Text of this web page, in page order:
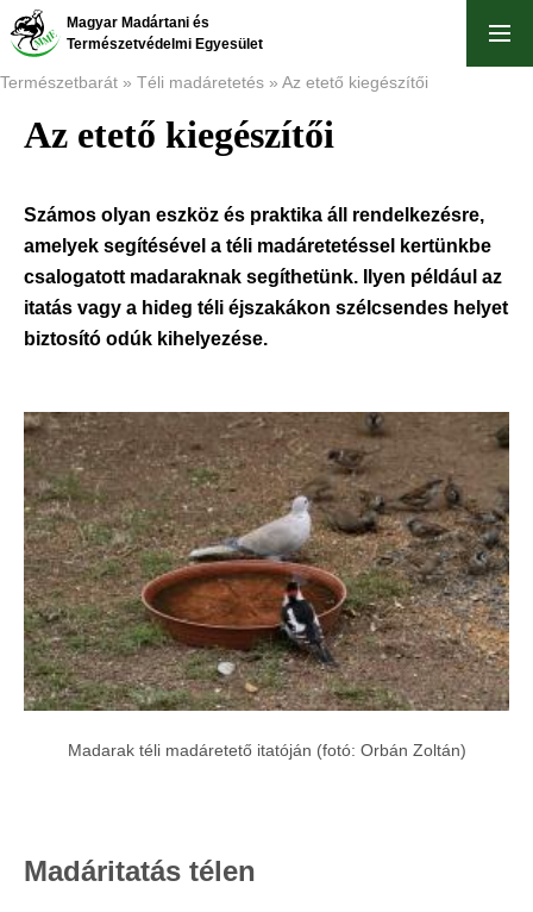
Ugrás
tartalomra
Magyar Madártani és
Természetvédelmi Egyesület
Morzsa
Természetbarát Téli madáretetés Az etető kiegészítői
Az etető kiegészítői
Számos olyan eszköz és praktika áll rendelkezésre,
amelyek segítésével a téli madáretetéssel kertünkbe
csalogatott madaraknak segíthetünk. Ilyen például az
itatás vagy a hideg téli éjszakákon szélcsendes helyet
biztosító odúk kihelyezése.
Madarak téli madáretető itatóján (fotó: Orbán Zoltán)
Madáritatás télen